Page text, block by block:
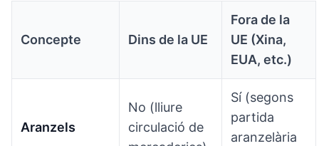
Concepte Dins de la UE
Fora de la
UE (Xina,
EUA, etc.)
Aranzels
No (lliure
circulació de
Sí (segons
partida
aranzelària